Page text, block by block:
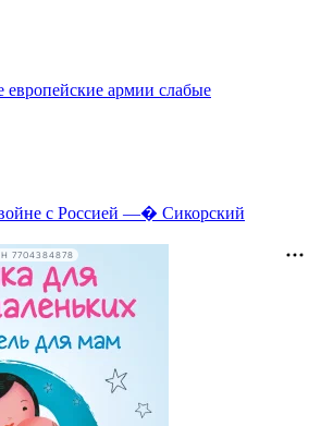
европейские армии слабые
с Россией —� Сикорский
7704384878